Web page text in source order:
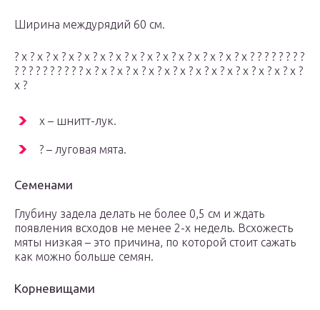
Ширина междурядий 60 см.
? х ? х ? х ? х ? х ? х ? х ? х ? х ? х ? х ? х ? х ? х ? х ? ? ? ? ? ? ? ?
? ? ? ? ? ? ? ? ? ? х ? х ? х ? х ? х ? х ? х ? х ? х ? х ? х ? х ? х ? х ?
х ?
х – шнитт-лук.
? – луговая мята.
Семенами
Глубину задела делать не более 0,5 см и ждать
появления всходов не менее 2-х недель. Всхожесть
мяты низкая – это причина, по которой стоит сажать
как можно больше семян.
Корневищами